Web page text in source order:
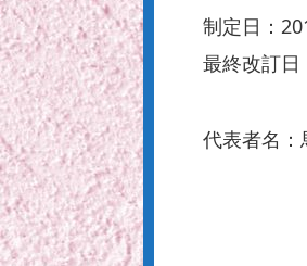
制定日：
最終改訂日
代表者名